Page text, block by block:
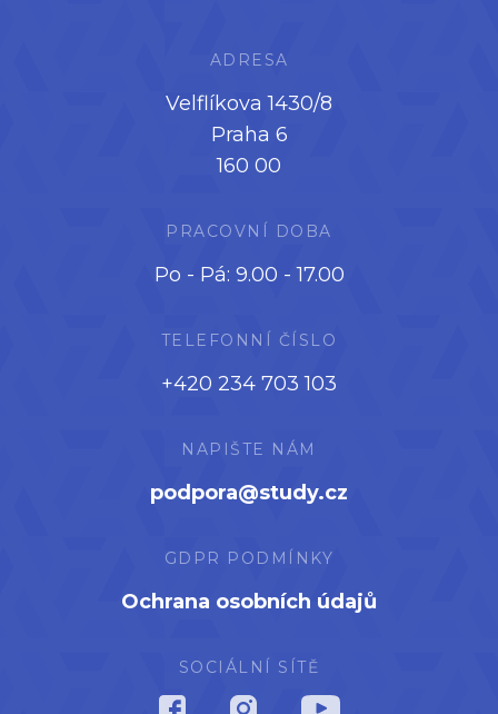
ADRESA
Velflíkova 1430/8
Praha 6
160 00
PRACOVNÍ DOBA
Po - Pá: 9.00 - 17.00
TELEFONNÍ ČÍSLO
+420 234 703 103
NAPIŠTE NÁM
podpora@study.cz
GDPR PODMÍNKY
Ochrana osobních údajů
SOCIÁLNÍ SÍTĚ